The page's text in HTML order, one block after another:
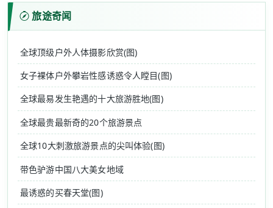
旅途奇闻
全球顶级户外人体摄影欣赏(图)
女子裸体户外攀岩性感诱惑令人瞠目(图)
全球最易发生艳遇的十大旅游胜地(图)
全球最贵最新奇的20个旅游景点
全球10大刺激旅游景点的尖叫体验(图)
带色驴游中国八大美女地域
最诱惑的买春天堂(图)